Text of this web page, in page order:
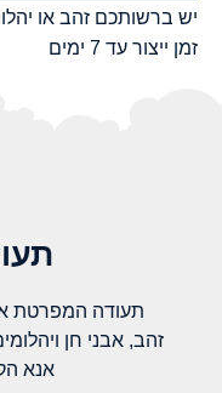
יש ברשותכם זהב או
זמן ייצור עד 7 ימים
תעודה המפרטת
זהב, אבני חן
אנא